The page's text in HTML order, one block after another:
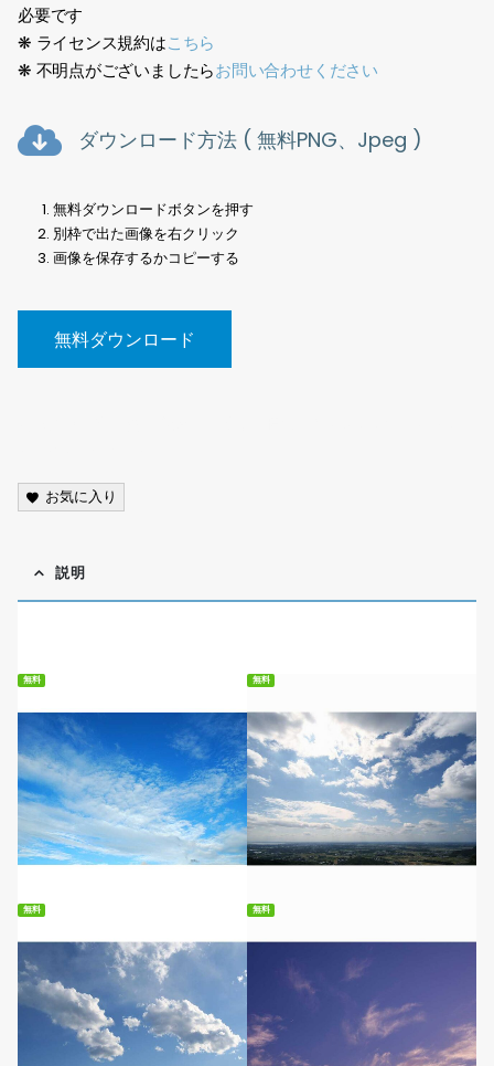
必要です
❋ ライセンス規約はこちら
❋ 不明点がございましたらお問い合わせください
ダウンロード方法 ( 無料PNG、Jpeg )
無料ダウンロードボタンを押す
別枠で出た画像を右クリック
画像を保存するかコピーする
無料ダウンロード
お気に入り
説明
無料
無料ダウンロード
無料
無料ダウンロード
無料 無料